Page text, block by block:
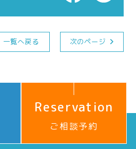
一覧へ戻る 次のページ
Reservation
ご相談予約